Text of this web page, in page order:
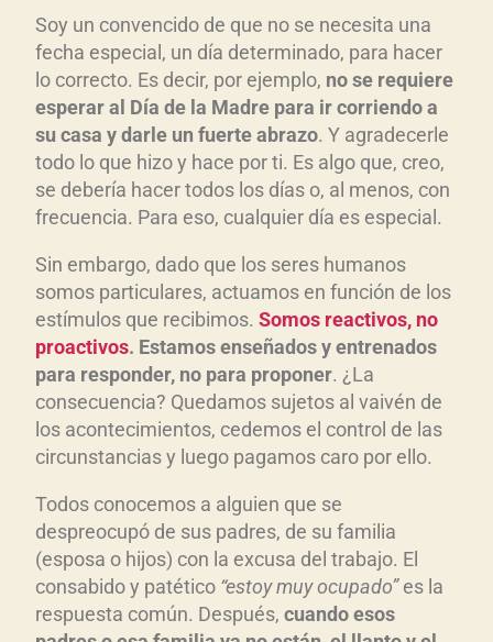
p
r
o
d
u
c
t
o
r
d
e
a
u
d
i
o
Soy un convencido de que no se necesita una
fecha especial, un día determinado, para hacer
lo correcto. Es decir, por ejemplo, no se requiere
esperar al Día de la Madre para ir corriendo a
su casa y darle un fuerte abrazo. Y agradecerle
todo lo que hizo y hace por ti. Es algo que, creo,
se debería hacer todos los días o, al menos, con
frecuencia. Para eso, cualquier día es especial.
Sin embargo, dado que los seres humanos
somos particulares, actuamos en función de los
estímulos que recibimos. Somos reactivos, no
proactivos. Estamos enseñados y entrenados
para responder, no para proponer. ¿La
consecuencia? Quedamos sujetos al vaivén de
los acontecimientos, cedemos el control de las
circunstancias y luego pagamos caro por ello.
Todos conocemos a alguien que se
despreocupó de sus padres, de su familia
(esposa o hijos) con la excusa del trabajo. El
consabido y patético “estoy muy ocupado”es la
respuesta común. Después, cuando esos